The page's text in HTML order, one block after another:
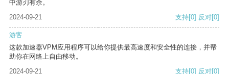
中游刃有余。
2024-09-21
支持[0] 反对[0]
游客
这款加速器VPM应用程序可以给你提供最高速度和安全性的连接，并帮
助你在网络上自由移动。
2024-09-21
支持[0] 反对[0]